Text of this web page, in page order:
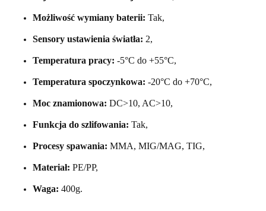
Możliwość wymiany baterii: Tak,
Sensory ustawienia światła: 2,
Temperatura pracy: -5°C do +55°C,
Temperatura spoczynkowa: -20°C do +70°C,
Moc znamionowa: DC>10, AC>10,
Funkcja do szlifowania: Tak,
Procesy spawania: MMA, MIG/MAG, TIG,
Materiał: PE/PP,
Waga: 400g.